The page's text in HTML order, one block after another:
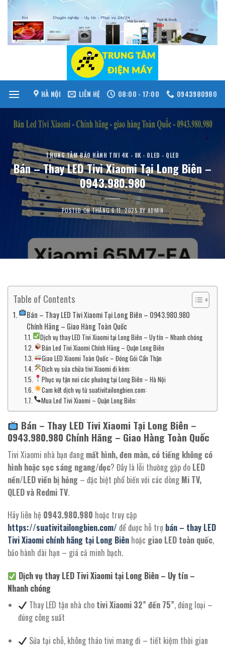
Skip
content
HÀ NỘI LIÊN HỆ 08:00 - 17:00 0943980980
TRUNG TÂM BẢO HÀNH TIVI 4K - 8K - OLED - QLED
Bán – Thay LED Tivi Xiaomi Tại Long Biên –
0943.980.980
POSTED ONTHÁNG 6 11, 2025BYADMIN
Table of Contents
Bán – Thay LED Tivi Xiaomi Tại Long Biên – 0943.980.980
Chính Hãng – Giao Hàng Toàn Quốc
Dịch vụ thay LED Tivi Xiaomi tại Long Biên – Uy tín – Nhanh chóng
Bán Led Tivi Xiaomi Chính Hãng – Quận Long Biên
Giao LED Xiaomi Toàn Quốc – Đóng Gói Cẩn Thận
Dịch vụ sửa chữa tivi Xiaomi đi kèm:
Phục vụ tận nơi các phường tại Long Biên – Hà Nội
Cam kết dịch vụ từ suativitailongbien.com:
Mua Led Tivi Xiaomi – Quận Long Biên:
Bán – Thay LED Tivi Xiaomi Tại Long Biên –
0943.980.980 Chính Hãng – Giao Hàng Toàn Quốc
Tivi Xiaomi nhà bạn đang mất hình, đen màn, có tiếng không có
hình hoặc sọc sáng ngang/dọc? Đây là lỗi thường gặp do LED
nền/LED viền bị hỏng – đặc biệt phổ biến với các dòng Mi TV,
QLED và Redmi TV.
Hãy liên hệ 0943.980.980 hoặc truy cập
https://suativitailongbien.com/ để được hỗ trợ bán – thay LED
Tivi Xiaomi chính hãng tại Long Biên hoặc giao LED toàn quốc,
bảo hành dài hạn – giá cả minh bạch.
Dịch vụ thay LED Tivi Xiaomi tại Long Biên – Uy tín –
Nhanh chóng
Thay LED tận nhà cho tivi Xiaomi 32” đến 75”, đúng loại –
đúng công suất
Sửa tại chỗ, không tháo tivi mang đi – tiết kiệm thời gian